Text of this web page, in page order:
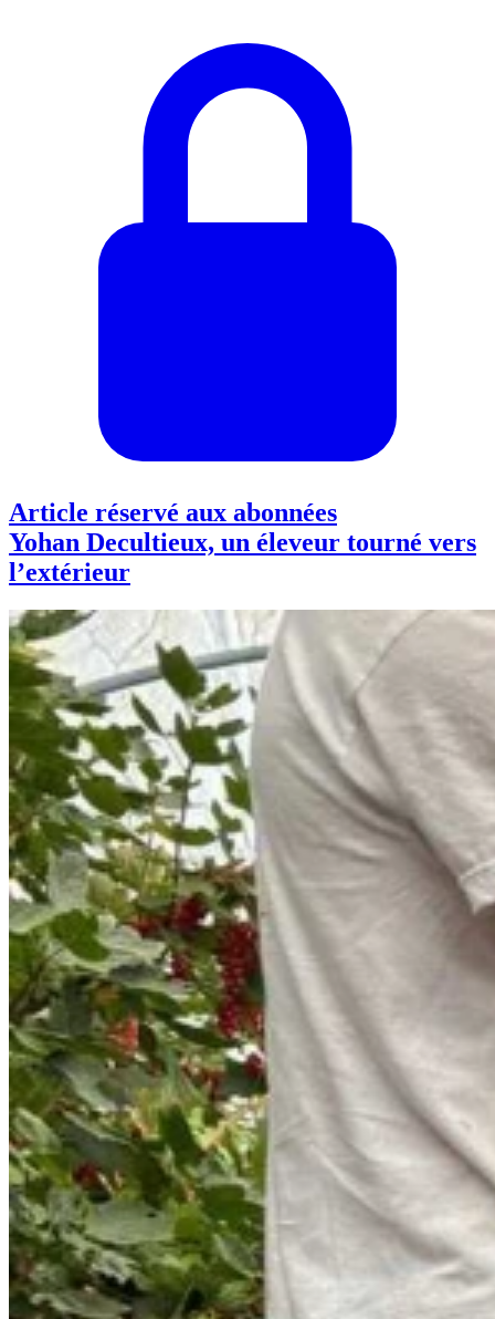
Article réservé aux abonnées
Yohan Decultieux, un éleveur tourné vers
l’extérieur